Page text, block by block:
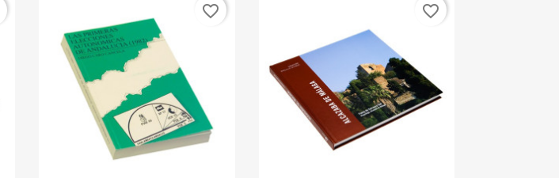
favorite_border favorite_border